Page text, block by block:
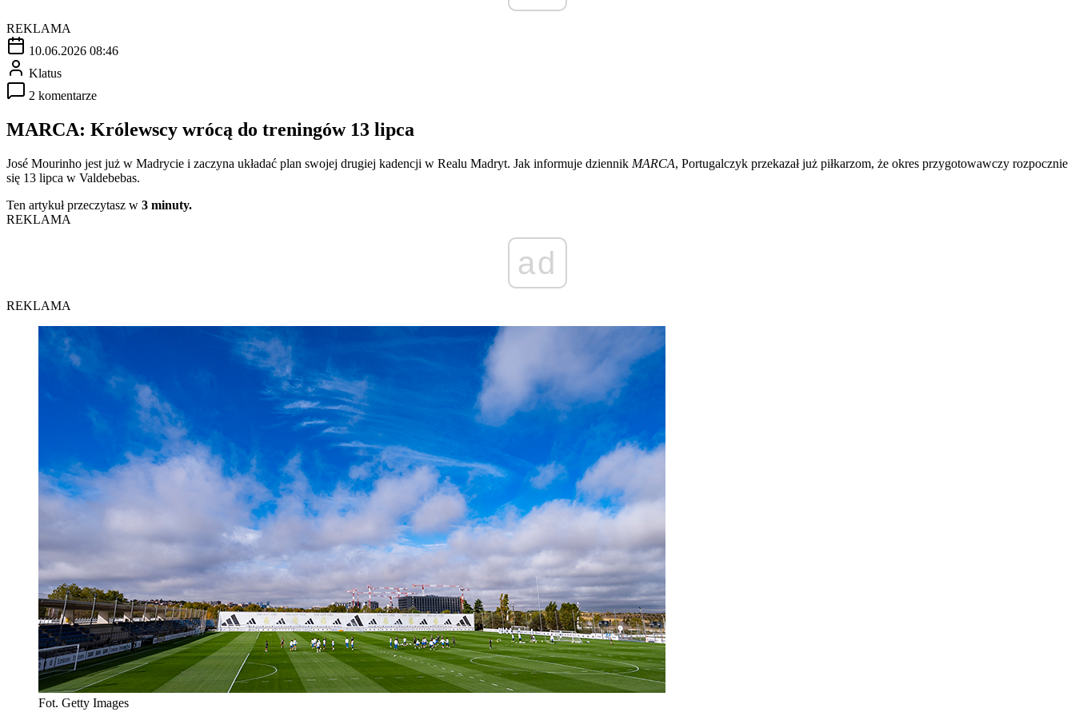
REKLAMA
10.06.2026 08:46
Klatus
2 komentarze
MARCA: Królewscy wrócą do treningów 13 lipca
José Mourinho jest już w Madrycie i zaczyna układać plan swojej drugiej kadencji w Realu Madryt. Jak informuje dziennik MARCA, Portugalczyk przekazał już piłkarzom, że okres przygotowawczy rozpocznie
się 13 lipca w Valdebebas.
Ten artykuł przeczytasz w 3 minuty.
REKLAMA
ad
REKLAMA
Fot. Getty Images